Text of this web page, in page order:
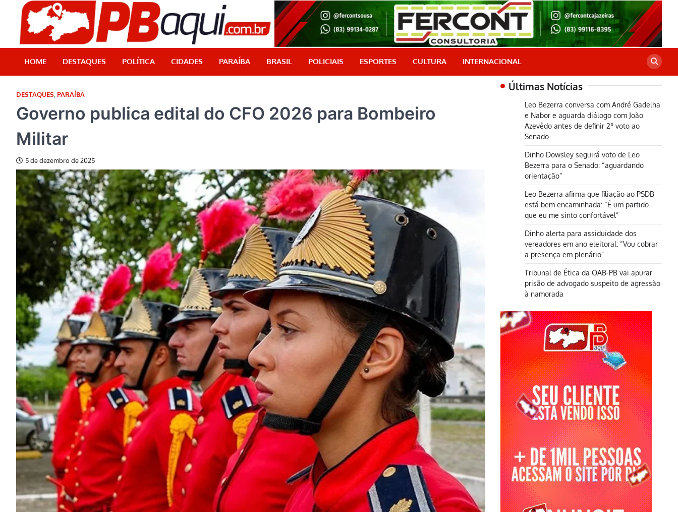
content
PB Aqui
Jornalismo com credibilidade, é aqui!
HOME DESTAQUES POLÍTICA CIDADES PARAÍBA BRASIL POLICIAIS ESPORTES CULTURA INTERNACIONAL
DESTAQUES PARAÍBA
Governo publica edital do CFO 2026 para Bombeiro
Militar
5 de dezembro de 2025
Últimas Notícias
Leo Bezerra conversa com André Gadelha
e Nabor e aguarda diálogo com João
Azevêdo antes de definir 2º voto ao
Senado
Dinho Dowsley seguirá voto de Leo
Bezerra para o Senado: “aguardando
orientação”
Leo Bezerra afirma que filiação ao PSDB
está bem encaminhada: “É um partido
que eu me sinto confortável”
Dinho alerta para assiduidade dos
vereadores em ano eleitoral: “Vou cobrar
a presença em plenário”
Tribunal de Ética da OAB-PB vai apurar
prisão de advogado suspeito de agressão
à namorada